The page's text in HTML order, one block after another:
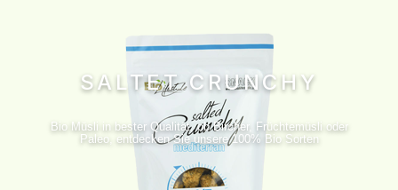
SALTET CRUNCHY
Bio Müsli in bester Qualität, ob Bircher, Früchtemüsli oder
Paleo, entdecken Sie unsere 100% Bio Sorten